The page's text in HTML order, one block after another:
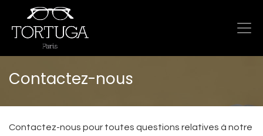
Contactez-nous
Contactez-nous pour toutes questions relatives à notre